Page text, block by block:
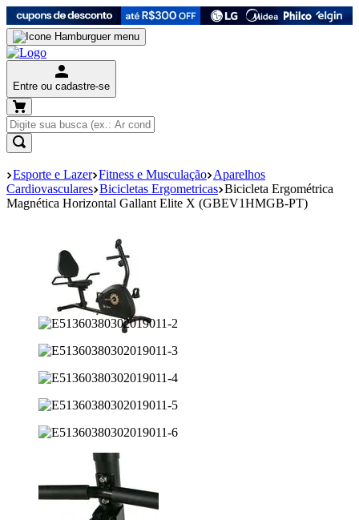
Entre ou cadastre-se
Esporte e Lazer Fitness e Musculação Aparelhos
Cardiovasculares Bicicletas Ergometricas Bicicleta Ergométrica
Magnética Horizontal Gallant Elite X (GBEV1HMGB-PT)